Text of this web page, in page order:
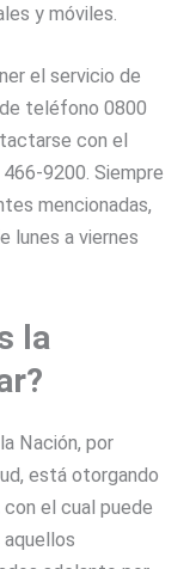
y móviles.
el servicio de
teléfono 0800
con el
9200. Siempre
mencionadas,
lunes a viernes
la
Nación, por
está otorgando
con el cual puede